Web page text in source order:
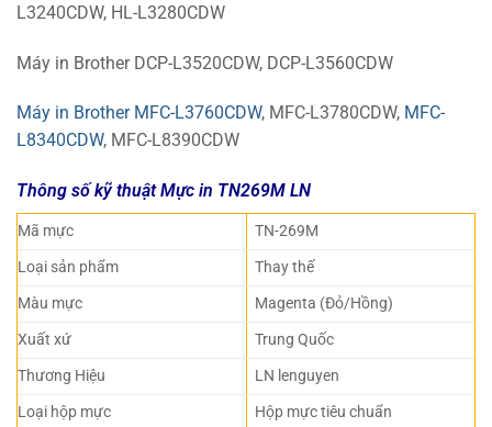
L3240CDW, HL-L3280CDW
Máy in Brother DCP-L3520CDW, DCP-L3560CDW
Máy in Brother MFC-L3760CDW, MFC-L3780CDW, MFC-
L8340CDW, MFC-L8390CDW
Thông số kỹ thuật Mực in TN269M LN
Mã mực
TN-269M
Loại sản phẩm
Thay thế
Màu mực
Magenta (Đỏ/Hồng)
Xuất xứ
Trung Quốc
Thương Hiệu
LN lenguyen
Loại hộp mực
Hộp mực tiêu chuẩn